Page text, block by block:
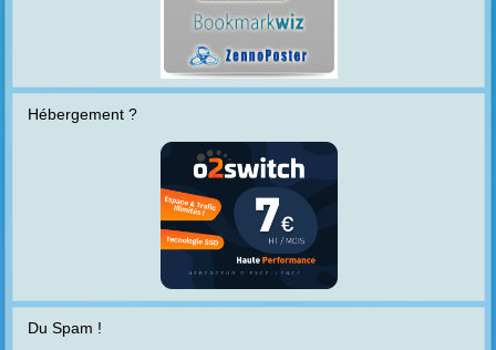
Hébergement ?
Du Spam !